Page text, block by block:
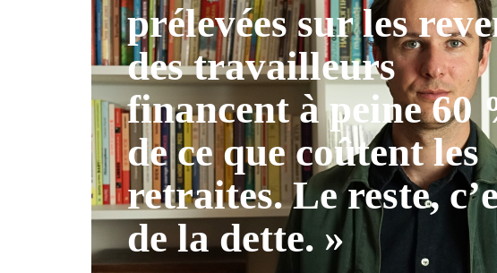
prélevées sur les
des travailleurs
financent à peine 60
de ce que coûtent les
retraites. Le reste,
de la dette. »